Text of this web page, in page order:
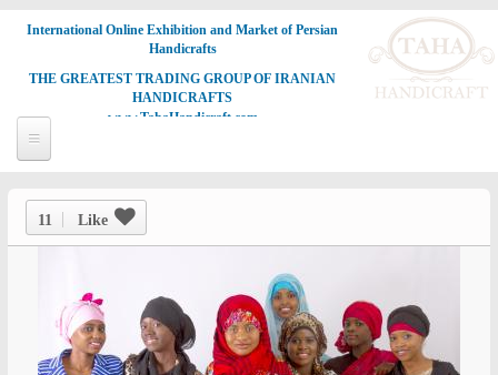
International Online Exhibition and Market of Persian
Handicrafts
THE GREATEST TRADING GROUP OF IRANIAN
HANDICRAFTS
www.TahaHandicraft.com
11 Like